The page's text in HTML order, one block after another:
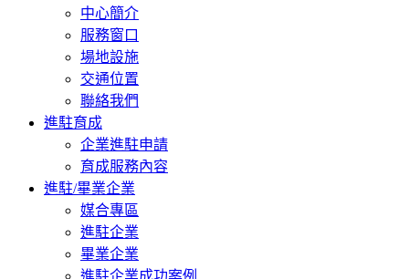
中心簡介
服務窗口
場地設施
交通位置
聯絡我們
進駐育成
企業進駐申請
育成服務內容
進駐/畢業企業
媒合專區
進駐企業
畢業企業
進駐企業成功案例